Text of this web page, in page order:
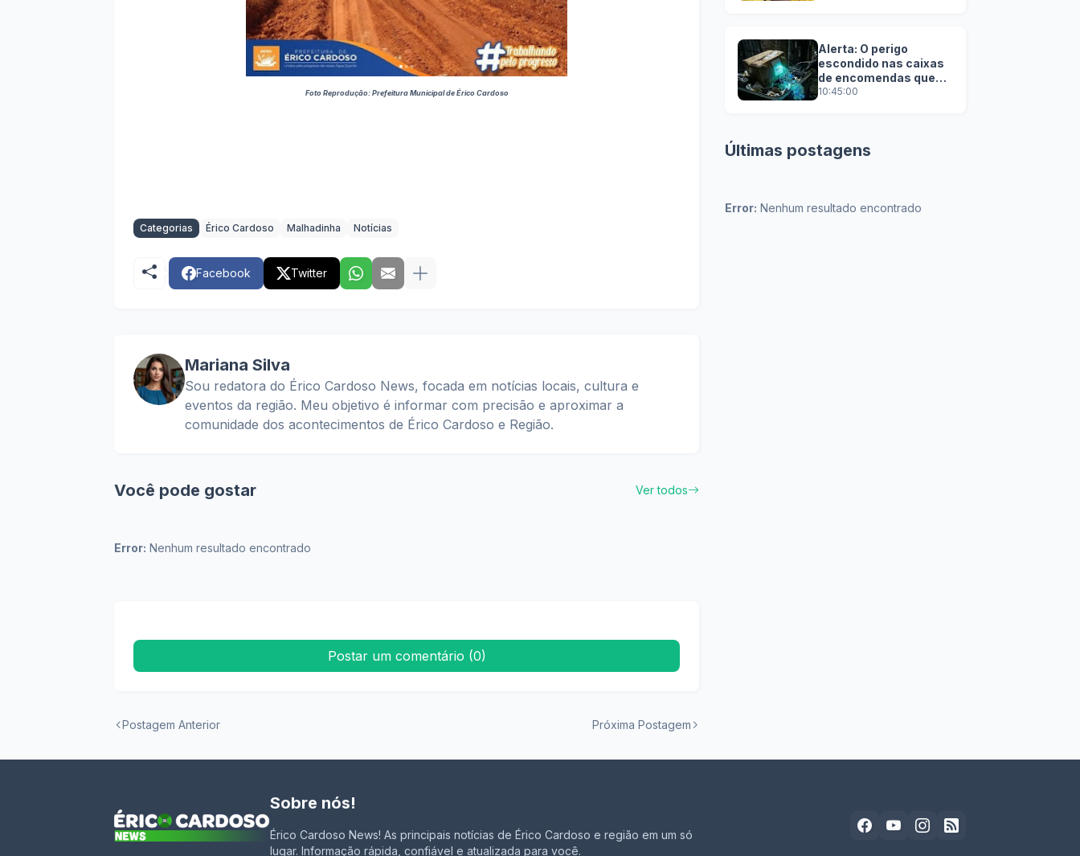
Foto Reprodução: Prefeitura Municipal de Érico Cardoso
Categorias Érico Cardoso Malhadinha Notícias
Facebook Twitter
Mariana Silva
Sou redatora do Érico Cardoso News, focada em notícias locais, cultura e
eventos da região. Meu objetivo é informar com precisão e aproximar a
comunidade dos acontecimentos de Érico Cardoso e Região.
Você pode gostar Ver todos
Error: Nenhum resultado encontrado
Postar um comentário (0)
Postagem Anterior Próxima Postagem
Alerta: O perigo
escondido nas caixas
de encomendas que
você joga no lixo
10:45:00
Últimas postagens
Error: Nenhum resultado encontrado
Sobre nós!
Érico Cardoso News! As principais notícias de Érico Cardoso e região em um só
lugar. Informação rápida, confiável e atualizada para você.